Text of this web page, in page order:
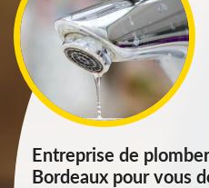
Entreprise de
Bordeaux pour vous